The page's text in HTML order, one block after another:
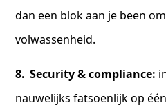
dan een blok aan je been
volwassenheid.
Security & compliance:
nauwelijks fatsoenlijk op